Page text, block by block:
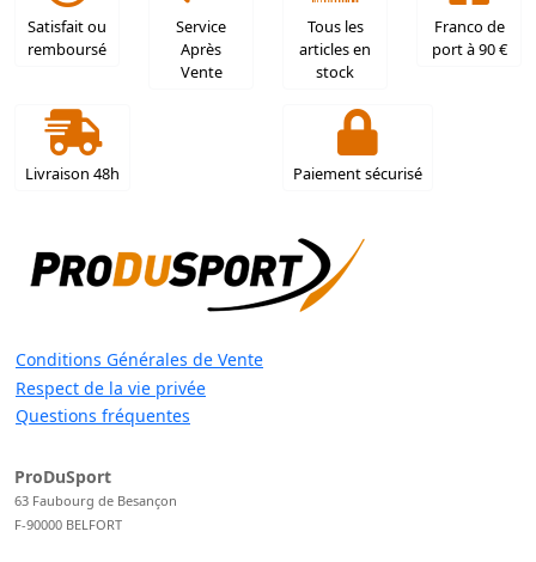
Satisfait ou
remboursé
Service
Après
Vente
Tous les
articles en
stock
Franco de
port à 90 €
Livraison 48h Paiement sécurisé
Conditions Générales de Vente
Respect de la vie privée
Questions fréquentes
ProDuSport
63 Faubourg de Besançon
F-90000 BELFORT